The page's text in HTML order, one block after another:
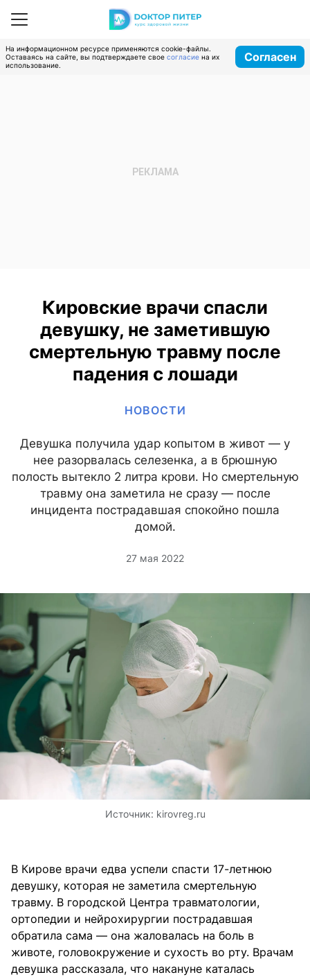
На информационном ресурсе применяются cookie-файлы.
Оставаясь на сайте, вы подтверждаете свое согласие на их
использование.
Согласен
Кировские врачи спасли
девушку, не заметившую
смертельную травму после
падения с лошади
НОВОСТИ
Девушка получила удар копытом в живот — у
нее разорвалась селезенка, а в брюшную
полость вытекло 2 литра крови. Но смертельную
травму она заметила не сразу — после
инцидента пострадавшая спокойно пошла
домой.
27 мая 2022
Источник: kirovreg.ru
В Кирове врачи едва успели спасти 17-летнюю
девушку, которая не заметила смертельную
травму. В городской Центра травматологии,
ортопедии и нейрохирургии пострадавшая
обратила сама — она жаловалась на боль в
животе, головокружение и сухость во рту. Врачам
девушка рассказала, что накануне каталась